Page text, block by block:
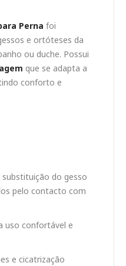
Perna foi
e ortóteses da
ou duche. Possui
que se adapta a
conforto e
substituição do gesso
pelo contacto com
uso confortável e
e cicatrização